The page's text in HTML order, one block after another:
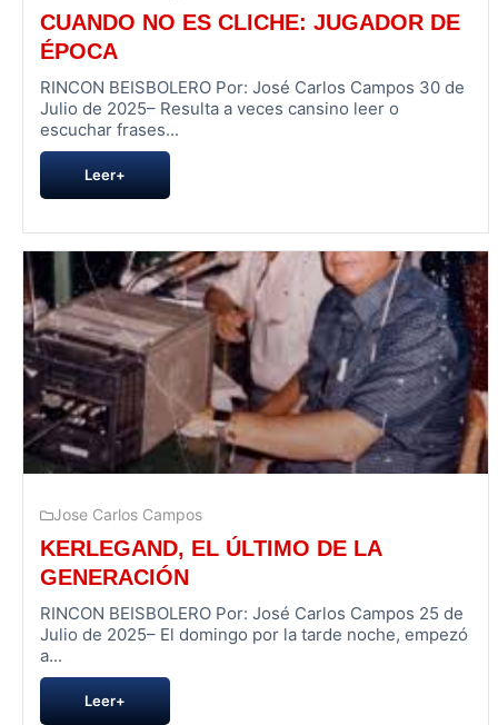
CUANDO NO ES CLICHE: JUGADOR DE
ÉPOCA
RINCON BEISBOLERO Por: José Carlos Campos 30 de
Julio de 2025– Resulta a veces cansino leer o
escuchar frases...
Leer+
Jose Carlos Campos
KERLEGAND, EL ÚLTIMO DE LA
GENERACIÓN
RINCON BEISBOLERO Por: José Carlos Campos 25 de
Julio de 2025– El domingo por la tarde noche, empezó
a...
Leer+